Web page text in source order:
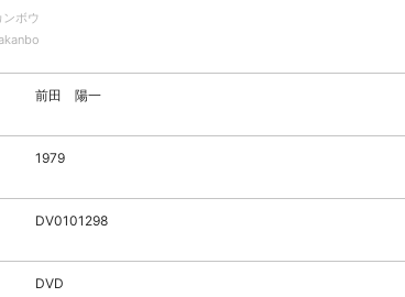
ンボウ
前田 陽一
1979
DV0101298
DVD